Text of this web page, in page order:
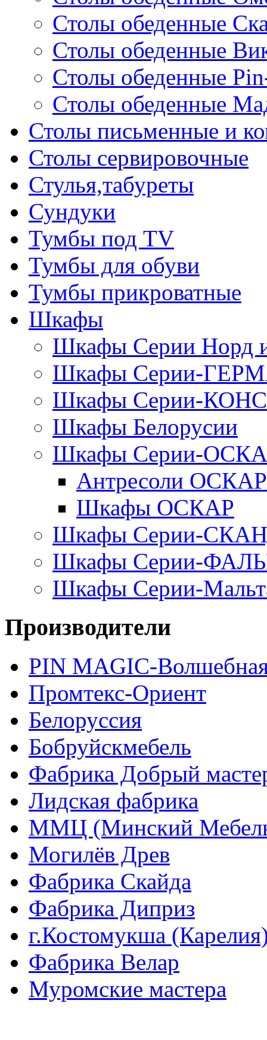
Столы обеденные
Столы обеденные
Столы обеденные
Столы обеденные
Столы письменные и
Столы сервировочные
Стулья,табуреты
Сундуки
Тумбы под TV
Тумбы для обуви
Тумбы прикроватные
Шкафы
Шкафы Серии
Шкафы Серии-
Шкафы Серии-
Шкафы Белорусии
Шкафы Серии-
Антресоли ОСКАР
Шкафы ОСКАР
Шкафы Серии-
Шкафы Серии-
Шкафы Серии-
Производители
PIN MAGIС-
Промтекс-Ориент
Белоруссия
Бобруйскмебель
Фабрика Добрый
Лидская фабрика
ММЦ (Минский
Могилёв Древ
Фабрика Скайда
Фабрика Диприз
г.Костомукша
Фабрика Велар
Муромские мастера